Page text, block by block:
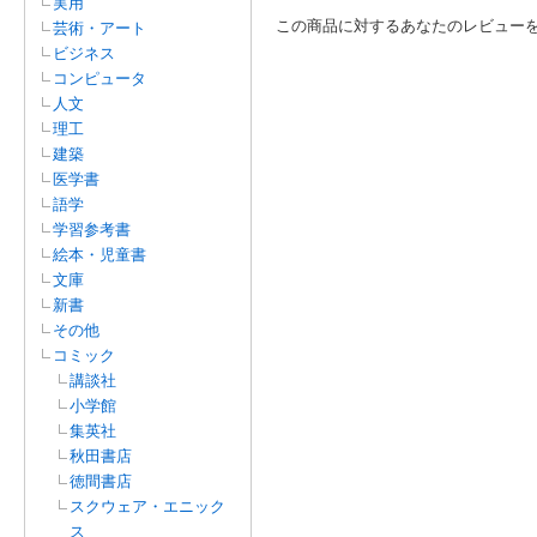
芸術・アート
ビジネス
コンピュータ
人文
理工
建築
医学書
語学
学習参考書
絵本・児童書
文庫
新書
その他
コミック
講談社
小学館
集英社
秋田書店
徳間書店
スクウェア・エニック
ス
この商品に対するあなたのレビュー